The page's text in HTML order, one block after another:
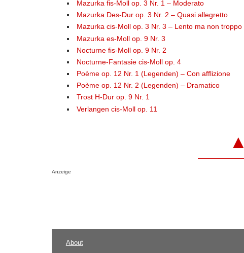
Mazurka fis-Moll op. 3 Nr. 1 – Moderato
Mazurka Des-Dur op. 3 Nr. 2 – Quasi allegretto
Mazurka cis-Moll op. 3 Nr. 3 – Lento ma non troppo
Mazurka es-Moll op. 9 Nr. 3
Nocturne fis-Moll op. 9 Nr. 2
Nocturne-Fantasie cis-Moll op. 4
Poème op. 12 Nr. 1 (Legenden) – Con afflizione
Poème op. 12 Nr. 2 (Legenden) – Dramatico
Trost H-Dur op. 9 Nr. 1
Verlangen cis-Moll op. 11
▲
Anzeige
About